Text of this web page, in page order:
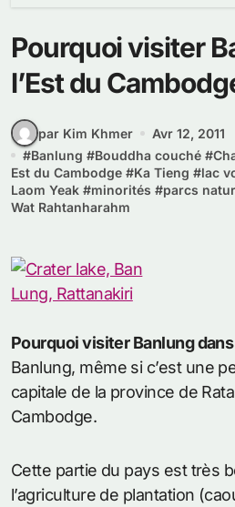
Pourquoi visiter
l’Est du
par Kim Khmer
Avr 12, 2011
#Banlung #Bouddha couché #
Est du Cambodge #Ka Tieng #lac
Laom Yeak #minorités #parcs
Wat Rahtanharahm
Pourquoi visiter Banlung dans
Banlung, même si c’est une
capitale de la province de
Cambodge.
Cette partie du pays est très
l’agriculture de plantation